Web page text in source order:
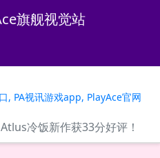
旗舰视觉站
, PA视讯游戏app, PlayAce官网
冷饭新作获33分好评！